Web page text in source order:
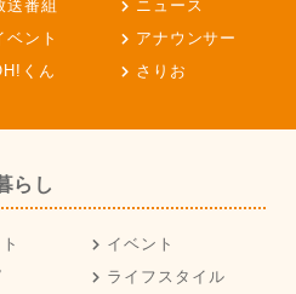
送番組
ニュース
ベント
アナウンサー
くん さりお
らし
イベント
ライフスタイル